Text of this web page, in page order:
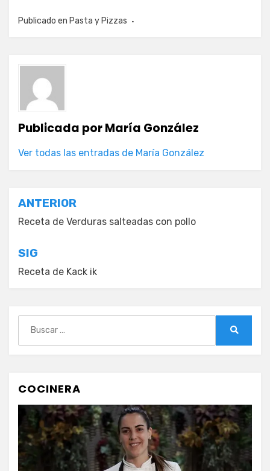
Publicado en Pasta y Pizzas
Publicada porMaría González
Ver todas las entradas de María González
Navegación
de
entradas
ANTERIOR
Receta de Verduras salteadas con pollo
SIG
Receta de Kack ik
COCINERA